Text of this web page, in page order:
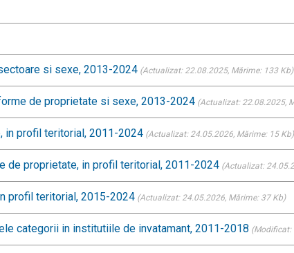
si sexe, 2013-2024 (Actualizat: 22.08.2025, Mărime: 133 Kb)
de proprietate si sexe, 2013-2024 (Actualizat: 22.08.2025,
in profil teritorial, 2011-2024 (Actualizat: 24.05.2026, Mărime: 15 Kb)
de proprietate, in profil teritorial, 2011-2024 (Actualizat:
profil teritorial, 2015-2024 (Actualizat: 24.05.2026, Mărime: 37 Kb)
categorii in institutiile de invatamant, 2011-2018 (Modificat: